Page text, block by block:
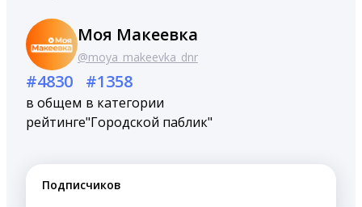
Моя Макеевка
@moya_makeevka_dnr
#4830
в общем
рейтинге
#1358
в категории
"Городской паблик"
Подписчиков